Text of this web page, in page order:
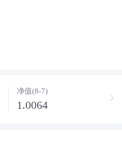
净值(8-7)
1.0064